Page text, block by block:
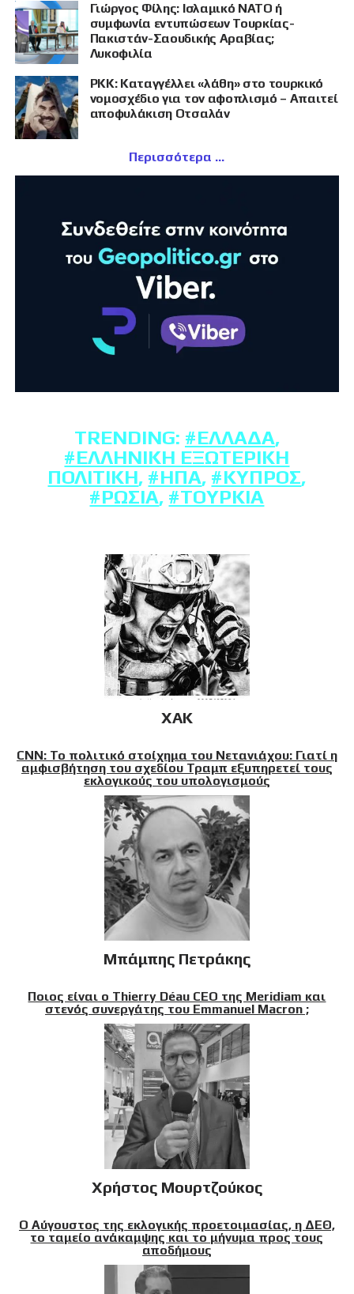
Γιώργος Φίλης: Ισλαμικό ΝΑΤΟ ή
συμφωνία εντυπώσεων Τουρκίας-
Πακιστάν-Σαουδικής Αραβίας;
Λυκοφιλία
PKK: Καταγγέλλει «λάθη» στο τουρκικό
νομοσχέδιο για τον αφοπλισμό – Απαιτεί
αποφυλάκιση Οτσαλάν
Περισσότερα
TRENDING: #ΕΛΛΆΔΑ,
#ΕΛΛΗΝΙΚΉ ΕΞΩΤΕΡΙΚΉ
ΠΟΛΙΤΙΚΉ, #ΗΠΑ, #ΚΎΠΡΟΣ,
#ΡΩΣΊΑ, #ΤΟΥΡΚΊΑ
XAK
CNN: Το πολιτικό στοίχημα του Νετανιάχου: Γιατί η
αμφισβήτηση του σχεδίου Τραμπ εξυπηρετεί τους
εκλογικούς του υπολογισμούς
Μπάμπης Πετράκης
Ποιος είναι ο Thierry Déau CEO της Meridiam και
στενός συνεργάτης του Emmanuel Macron ;
Χρήστος Μουρτζούκος
Ο Αύγουστος της εκλογικής προετοιμασίας, η ΔΕΘ,
το ταμείο ανάκαμψης και το μήνυμα προς τους
αποδήμους